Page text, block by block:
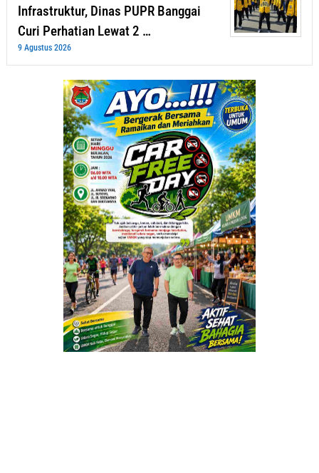
Infrastruktur, Dinas PUPR Banggai
Curi Perhatian Lewat 2 …
9 Agustus 2026